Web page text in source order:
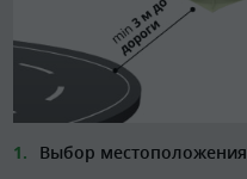
Выбор местоположения